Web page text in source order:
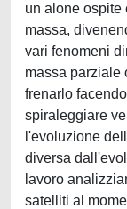
un alone ospite
massa,
vari fenomeni
massa parziale
frenarlo
spiraleggiare
l'evoluzione
diversa
lavoro
satelliti al